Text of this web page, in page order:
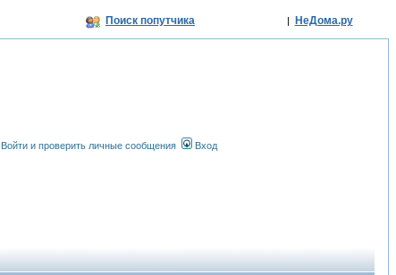
Поиск попутчика | НеДома.ру
Войти и проверить личные сообщения Вход